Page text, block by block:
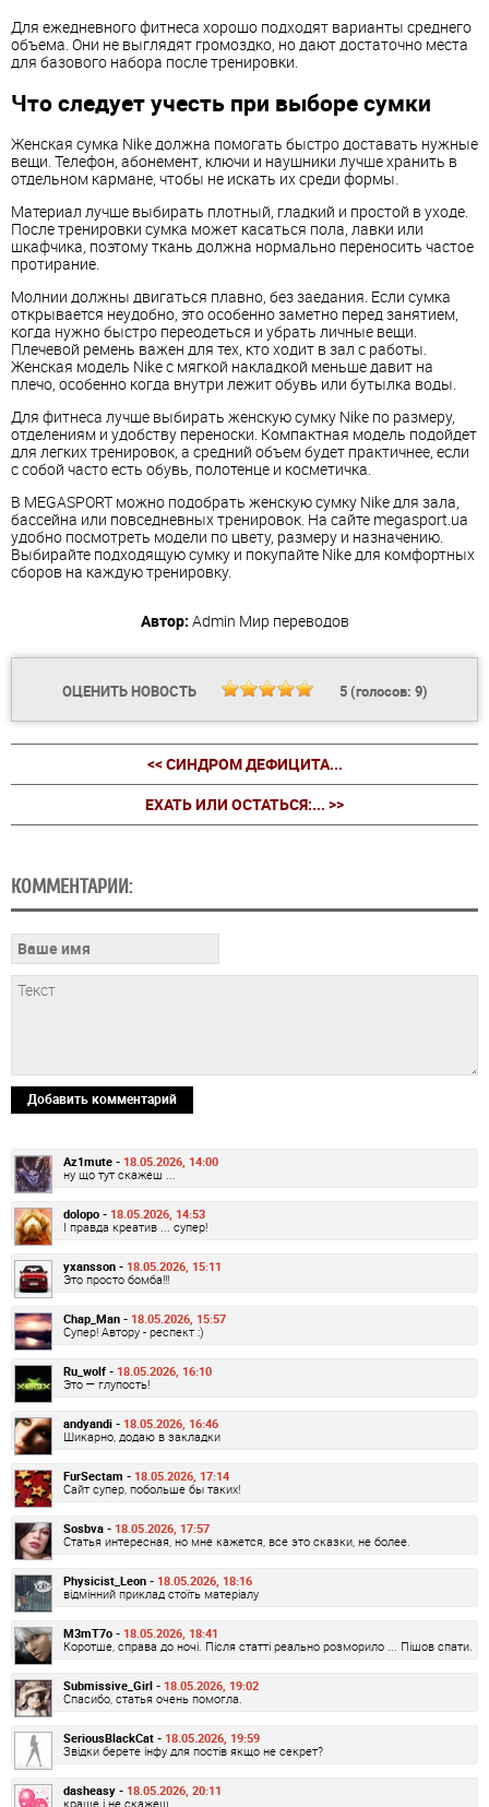
Для ежедневного фитнеса хорошо подходят варианты среднего
объема. Они не выглядят громоздко, но дают достаточно места
для базового набора после тренировки.
Что следует учесть при выборе сумки
Женская сумка Nike должна помогать быстро доставать нужные
вещи. Телефон, абонемент, ключи и наушники лучше хранить в
отдельном кармане, чтобы не искать их среди формы.
Материал лучше выбирать плотный, гладкий и простой в уходе.
После тренировки сумка может касаться пола, лавки или
шкафчика, поэтому ткань должна нормально переносить частое
протирание.
Молнии должны двигаться плавно, без заедания. Если сумка
открывается неудобно, это особенно заметно перед занятием,
когда нужно быстро переодеться и убрать личные вещи.
Плечевой ремень важен для тех, кто ходит в зал с работы.
Женская модель Nike с мягкой накладкой меньше давит на
плечо, особенно когда внутри лежит обувь или бутылка воды.
Для фитнеса лучше выбирать женскую сумку Nike по размеру,
отделениям и удобству переноски. Компактная модель подойдет
для легких тренировок, а средний объем будет практичнее, если
с собой часто есть обувь, полотенце и косметичка.
В MEGASPORT можно подобрать женскую сумку Nike для зала,
бассейна или повседневных тренировок. На сайте megasport.ua
удобно посмотреть модели по цвету, размеру и назначению.
Выбирайте подходящую сумку и покупайте Nike для комфортных
сборов на каждую тренировку.
Автор: Admin Мир переводов
ОЦЕНИТЬ НОВОСТЬ 5(голосов: 9)
<< СИНДРОМ ДЕФИЦИТА...
ЕХАТЬ ИЛИ ОСТАТЬСЯ:... >>
КОММЕНТАРИИ:
Добавить комментарий
Az1mute - 18.05.2026, 14:00
ну що тут скажеш ...
dolopo - 18.05.2026, 14:53
І правда креатив ... супер!
yxansson - 18.05.2026, 15:11
Это просто бомба!!!
Chap_Man - 18.05.2026, 15:57
Супер! Автору - респект :)
Ru_wolf - 18.05.2026, 16:10
Это — глупость!
andyandi - 18.05.2026, 16:46
Шикарно, додаю в закладки
FurSectam - 18.05.2026, 17:14
Сайт супер, побольше бы таких!
Sosbva - 18.05.2026, 17:57
Статья интересная, но мне кажется, все это сказки, не более.
Physicist_Leon - 18.05.2026, 18:16
відмінний приклад стоїть матеріалу
M3mT7o - 18.05.2026, 18:41
Коротше, справа до ночі. Після статті реально розморило ... Пішов спати.
Submissive_Girl - 18.05.2026, 19:02
Спасибо, статья очень помогла.
SeriousBlackCat - 18.05.2026, 19:59
Звідки берете інфу для постів якщо не секрет?
dasheasy - 18.05.2026, 20:11
краще і не скажеш